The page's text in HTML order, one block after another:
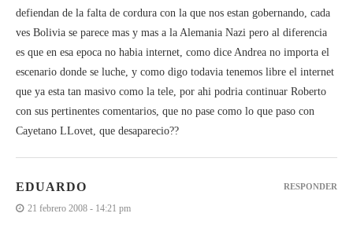
defiendan de la falta de cordura con la que nos estan gobernando, cada
ves Bolivia se parece mas y mas a la Alemania Nazi pero al diferencia
es que en esa epoca no habia internet, como dice Andrea no importa el
escenario donde se luche, y como digo todavia tenemos libre el internet
que ya esta tan masivo como la tele, por ahi podria continuar Roberto
con sus pertinentes comentarios, que no pase como lo que paso con
Cayetano LLovet, que desaparecio??
EDUARDO
21 febrero 2008 - 14:21 pm
RESPONDER